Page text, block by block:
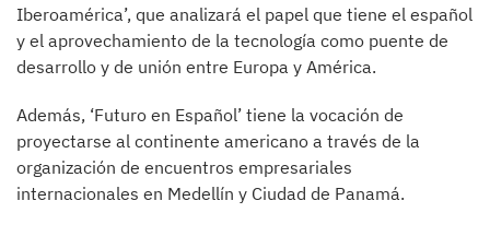
Iberoamérica’, que analizará el papel que tiene el español
y el aprovechamiento de la tecnología como puente de
desarrollo y de unión entre Europa y América.
Además, ‘Futuro en Español’ tiene la vocación de
proyectarse al continente americano a través de la
organización de encuentros empresariales
internacionales en Medellín y Ciudad de Panamá.